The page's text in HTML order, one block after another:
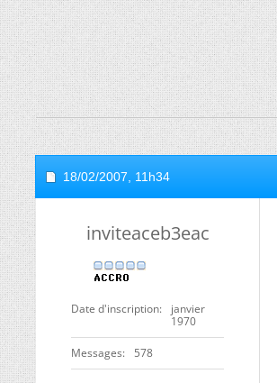
18/02/2007, 11h34
inviteaceb3eac
Date d'inscription
janvier
1970
Messages 578